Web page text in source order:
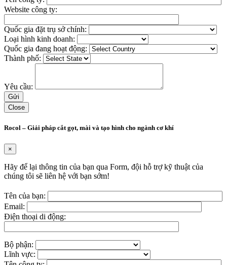
Website công ty:
Quốc gia đặt trụ sở chính:
Loại hình kinh doanh:
Quốc gia đang hoạt động:
Thành phố:
Yêu cầu:
Close
Rocol – Giải pháp cắt gọt, mài và tạo hình cho ngành cơ khí
×
Hãy để lại thông tin của bạn qua Form, đội hỗ trợ kỹ thuật của
chúng tôi sẽ liên hệ với bạn sớm!
Tên của bạn:
Email:
Điện thoại di động:
Bộ phận:
Lĩnh vực: